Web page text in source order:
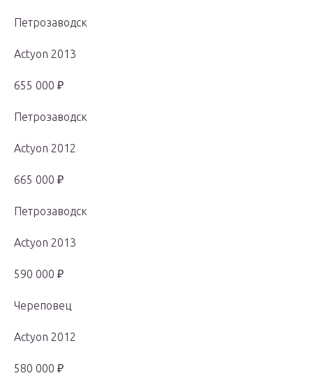
Петрозаводск
Actyon 2013
655 000 ₽
Петрозаводск
Actyon 2012
665 000 ₽
Петрозаводск
Actyon 2013
590 000 ₽
Череповец
Actyon 2012
580 000 ₽